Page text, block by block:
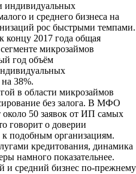
индивидуальных
и среднего бизнеса на
рос быстрыми темпами.
2017 года общая
микрозаймов
год объём
38%.
в области микрозаймов
без залога. В МФО
около 50 заявок от ИП самых
говорит о доверии
к подобным организациям.
кредитования, динамика
намного показательнее.
и средний бизнес по-прежнему